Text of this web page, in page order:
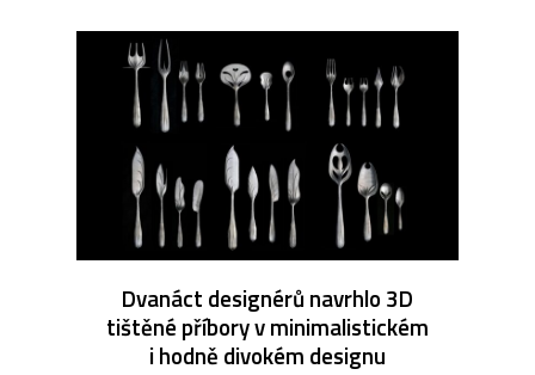
Dvanáct designérů navrhlo 3D
tištěné příbory v minimalistickém
i hodně divokém designu